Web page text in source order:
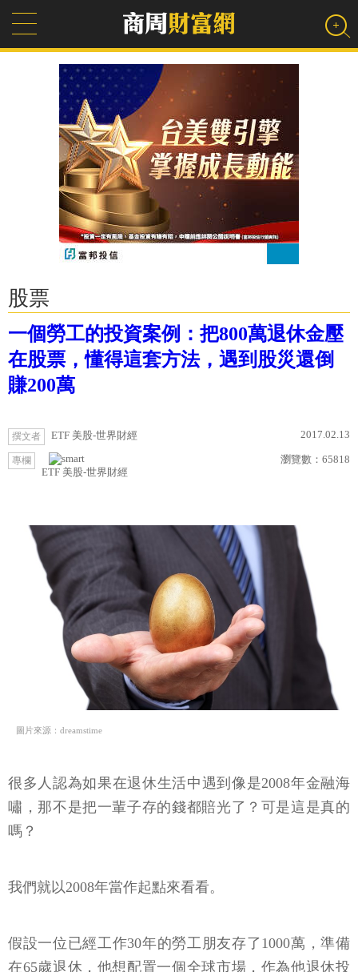
股票
一個勞工的投資案例：把800萬退休金壓
在股票，懂得這套方法，遇到股災還倒
賺200萬
撰文者 ETF 美股-世界財經 2017.02.13
專欄
ETF 美股-世界財經
瀏覽數： 65818
圖片來源：dreamstime
很多人認為如果在退休生活中遇到像是2008年金融海
嘯，那不是把一輩子存的錢都賠光了？可是這是真的
嗎？
我們就以2008年當作起點來看看。
假設一位已經工作30年的勞工朋友存了1000萬，準備
在65歲退休，他想配置一個全球市場，作為他退休投